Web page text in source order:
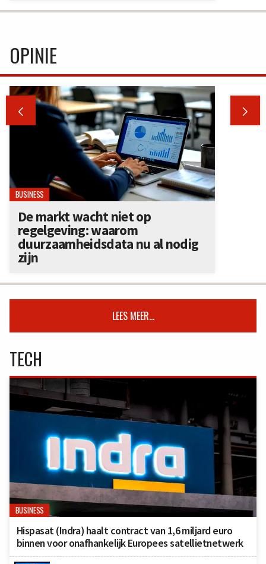
OPINIE
 
BUSINESS
De markt wacht niet op
regelgeving: waarom
duurzaamheidsdata nu al nodig
zijn
LEES MEER...
TECH
BUSINESS
Hispasat (Indra) haalt contract van 1,6 miljard euro
binnen voor onafhankelijk Europees satellietnetwerk